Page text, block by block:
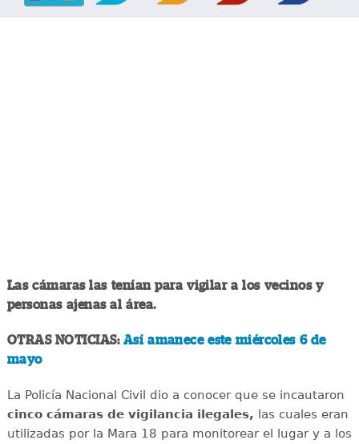
Las cámaras las tenían para vigilar a los vecinos y
personas ajenas al área.
OTRAS NOTICIAS: Así amanece este miércoles 6 de
mayo
La Policía Nacional Civil dio a conocer que se incautaron
cinco cámaras de vigilancia ilegales, las cuales eran
utilizadas por la Mara 18 para monitorear el lugar y a los